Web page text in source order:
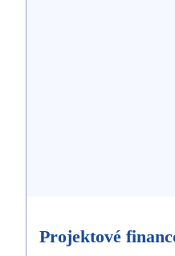
Projektové